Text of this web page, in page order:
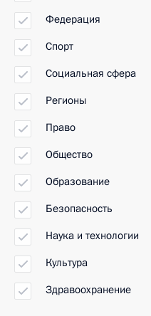
Федерация
Спорт
Социальная сфера
Регионы
Право
Общество
Образование
Безопасность
Наука и технологии
Культура
Здравоохранение